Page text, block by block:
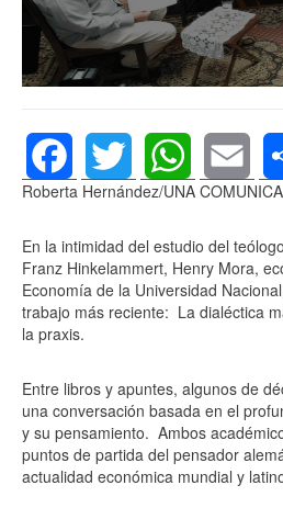
FacebookTwitter WhatsAppEmail
Roberta Hernández/UNA COMUNICA
En la intimidad del estudio del
Franz Hinkelammert, Henry Mora,
Economía de la Universidad
trabajo más reciente: La dialéctica
la praxis.
Entre libros y apuntes, algunos de
una conversación basada en el
y su pensamiento. Ambos
puntos de partida del pensador
actualidad económica mundial y